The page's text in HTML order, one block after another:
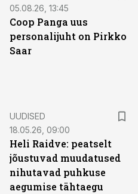
05.08.26, 13:45
Coop Panga uus
personalijuht on Pirkko
Saar
UUDISED
18.05.26, 09:00
Heli Raidve: peatselt
jõustuvad muudatused
nihutavad puhkuse
aegumise tähtaegu